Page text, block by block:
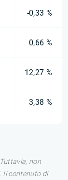
-0,33 %
0,66 %
12,27 %
3,38 %
non
Il contenuto di